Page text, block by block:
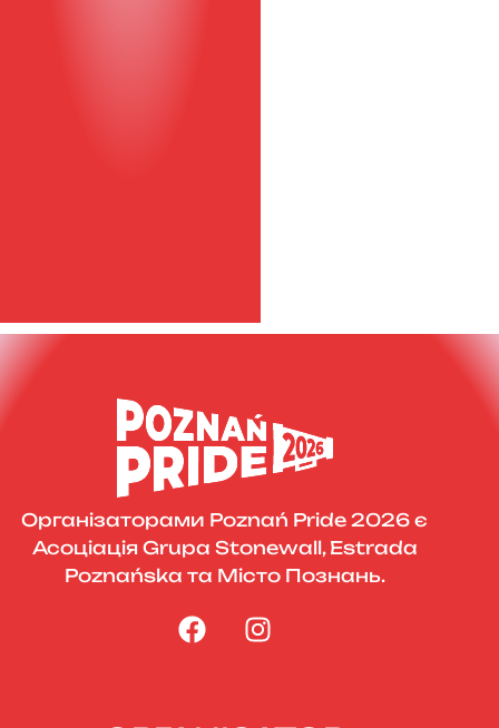
Організаторами Poznań Pride 2026 є
Асоціація Grupa Stonewall, Estrada
Poznańska та Місто Познань.